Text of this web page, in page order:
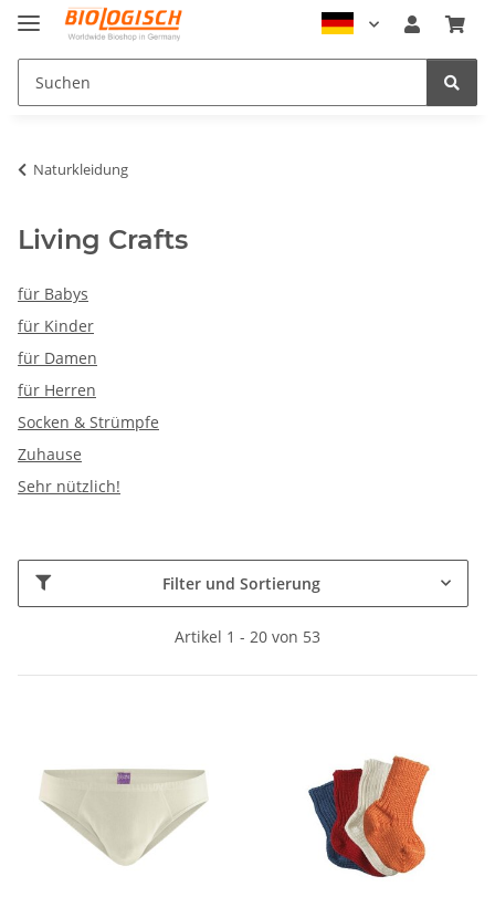
Naturkleidung
Living Crafts
für Babys
für Kinder
für Damen
für Herren
Socken & Strümpfe
Zuhause
Sehr nützlich!
Filter und Sortierung
Artikel 1 - 20 von 53